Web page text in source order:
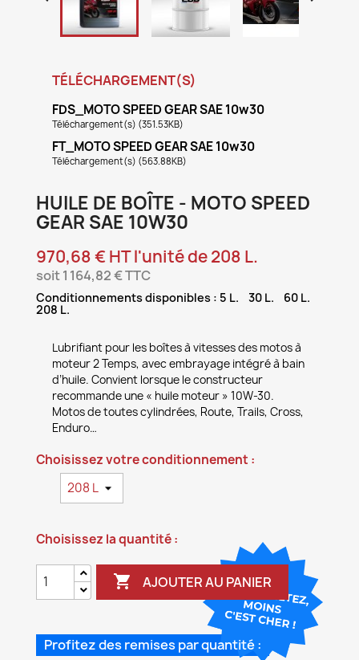
TÉLÉCHARGEMENT(S)
FDS_MOTO SPEED GEAR SAE 10w30
Téléchargement(s) (351.53KB)
FT_MOTO SPEED GEAR SAE 10w30
Téléchargement(s) (563.88KB)
HUILE DE BOÎTE - MOTO SPEED
GEAR SAE 10W30
970,68 € HT l'unité de 208 L.
soit 1 164,82 € TTC
Conditionnements disponibles : 5 L. 30 L. 60 L.
208 L.
Lubrifiant pour les boîtes à vitesses des motos à
moteur 2 Temps, avec embrayage intégré à bain
d’huile. Convient lorsque le constructeur
recommande une « huile moteur » 10W-30.
Motos de toutes cylindrées, Route, Trails, Cross,
Enduro…
Choisissez votre conditionnement :
Choisissez la quantité :
 AJOUTER AU PANIER
Profitez des remises par quantité :